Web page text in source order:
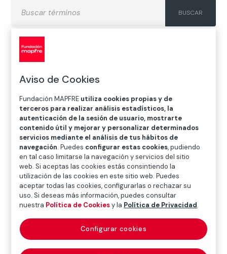
A
H
J K
O
P Q R S T
U
V
W X Y Z
Diccionario de seguros
tráfico (traffic)
Tránsito o circulación de vehículos, personas y
animales por las vías y terrenos de utilización general.
Aviso de Cookies
Fundación MAPFRE utiliza cookies propias y de
terceros para realizar análisis estadísticos, la
autenticación de la sesión de usuario, mostrarte
contenido útil y mejorar y personalizar determinados
servicios mediante el análisis de tus hábitos de
navegación. Puedes configurar estas cookies, pudiendo
en tal caso limitarse la navegación y servicios del sitio
web. Si aceptas las cookies estás consintiendo la
utilización de las cookies en este sitio web. Puedes
aceptar todas las cookies, configurarlas o rechazar su
uso. Si deseas más información, puedes consultar
nuestra Política de Cookiesy la Política de Privacidad.
Configurar cookies